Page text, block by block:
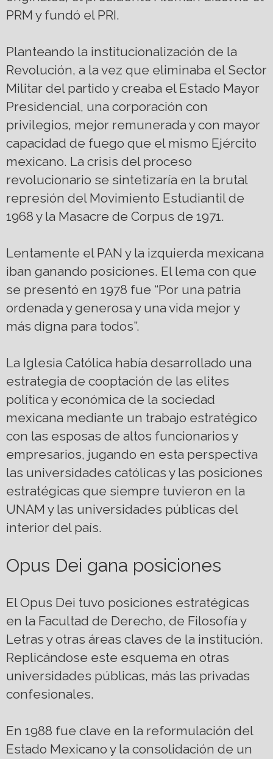
PRM y fundó el PRI.
Planteando la institucionalización de la
Revolución, a la vez que eliminaba el Sector
Militar del partido y creaba el Estado Mayor
Presidencial, una corporación con
privilegios, mejor remunerada y con mayor
capacidad de fuego que el mismo Ejército
mexicano. La crisis del proceso
revolucionario se sintetizaría en la brutal
represión del Movimiento Estudiantil de
1968 y la Masacre de Corpus de 1971.
Lentamente el PAN y la izquierda mexicana
iban ganando posiciones. El lema con que
se presentó en 1978 fue “Por una patria
ordenada y generosa y una vida mejor y
más digna para todos”.
La Iglesia Católica había desarrollado una
estrategia de cooptación de las elites
política y económica de la sociedad
mexicana mediante un trabajo estratégico
con las esposas de altos funcionarios y
empresarios, jugando en esta perspectiva
las universidades católicas y las posiciones
estratégicas que siempre tuvieron en la
UNAM y las universidades públicas del
interior del país.
Opus Dei gana posiciones
El Opus Dei tuvo posiciones estratégicas
en la Facultad de Derecho, de Filosofía y
Letras y otras áreas claves de la institución.
Replicándose este esquema en otras
universidades públicas, más las privadas
confesionales.
En 1988 fue clave en la reformulación del
Estado Mexicano y la consolidación de un